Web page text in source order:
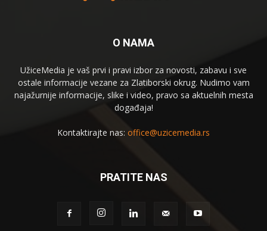
O NAMA
UžiceMedia je vaš prvi i pravi izbor za novosti, zabavu i sve
ostale informacije vezane za Zlatiborski okrug. Nudimo vam
najažurnije informacije, slike i video, pravo sa aktuelnih mesta
događaja!
Kontaktirajte nas: office@uzicemedia.rs
PRATITE NAS